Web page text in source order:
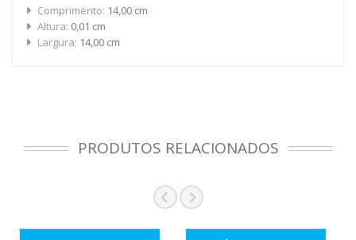
Comprimento: 14,00 cm
Altura: 0,01 cm
Largura: 14,00 cm
PRODUTOS RELACIONADOS